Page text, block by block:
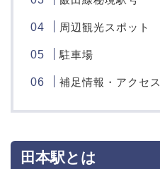
周辺観光スポット
駐車場
補足情報・アクセス
田本駅とは